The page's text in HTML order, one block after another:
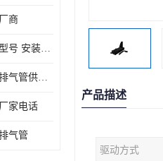
商
银川拖拉机消声器型号 安装方便
昆明冷藏车消声器排气管供货商 可定制
家电话
气管
产品描述
驱动方式